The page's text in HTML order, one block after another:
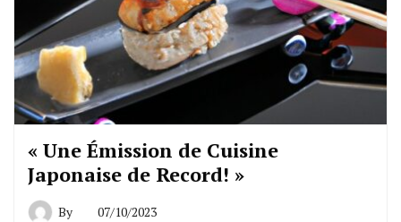
« Une Émission de Cuisine
Japonaise de Record! »
By 07/10/2023